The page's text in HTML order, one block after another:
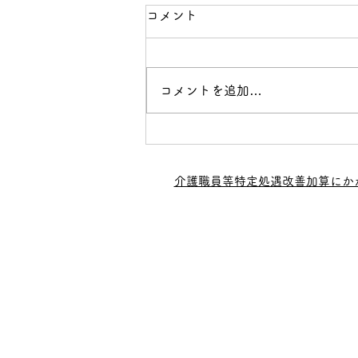
LOOP通信（令和7年11月
号）
コメント
コメントを追加…
介護職員等特定処遇改善加算にか